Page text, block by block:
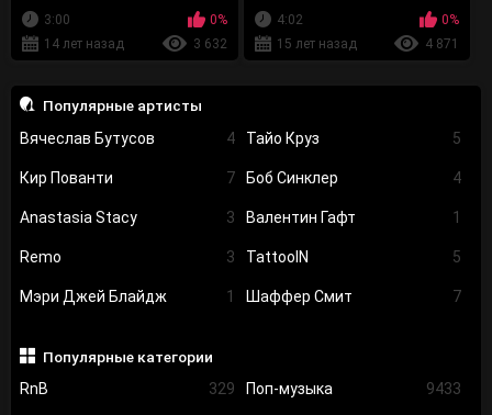
Популярные артисты
Вячеслав Бутусов
4 Тайо Круз 5
Кир Пованти 7 Боб Синклер 4
Anastasia Stacy 3 Валентин Гафт 1
Remo 3 TattooIN 5
Мэри Джей Блайдж 1 Шаффер Смит 7
Популярные категории
RnB
329 Поп-музыка 9433
3:00
0%
14 лет назад
3 632
4:02
0%
15 лет назад
4 871